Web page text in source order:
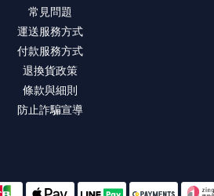
常見問題
運送服務方式
付款服務方式
退換貨政策
條款與細則
防止詐騙宣導